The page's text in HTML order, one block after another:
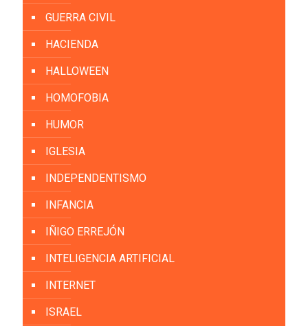
GUERRA CIVIL
HACIENDA
HALLOWEEN
HOMOFOBIA
HUMOR
IGLESIA
INDEPENDENTISMO
INFANCIA
IÑIGO ERREJÓN
INTELIGENCIA ARTIFICIAL
INTERNET
ISRAEL